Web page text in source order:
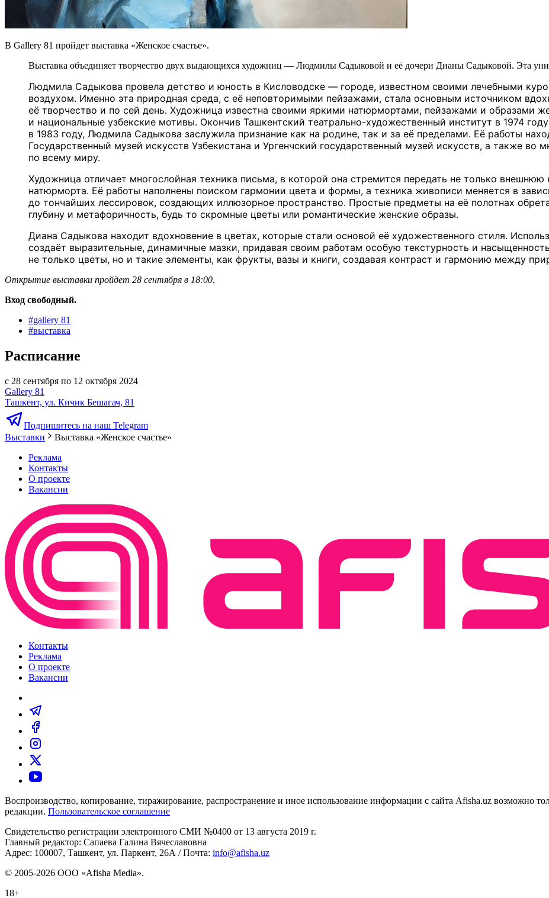
В Gallery 81 пройдет выставка «Женское счастье».
Выставка объединяет творчество двух выдающихся художниц — Людмилы Садыковой и её дочери Дианы Садыковой. Эта
Людмила Садыкова провела детство и юность в Кисловодске — городе, известном своими лечебными
воздухом. Именно эта природная среда, с её неповторимыми пейзажами, стала основным источником
её творчество и по сей день. Художница известна своими яркими натюрмортами, пейзажами и образами
и национальные узбекские мотивы. Окончив Ташкентский театрально-художественный институт в 1974
в 1983 году, Людмила Садыкова заслужила признание как на родине, так и за её пределами. Её работы
Государственный музей искусств Узбекистана и Ургенчский государственный музей искусств, а также во
по всему миру.
Художница отличает многослойная техника письма, в которой она стремится передать не только
натюрморта. Её работы наполнены поиском гармонии цвета и формы, а техника живописи меняется в
до тончайших лессировок, создающих иллюзорное пространство. Простые предметы на её полотнах
глубину и метафоричность, будь то скромные цветы или романтические женские образы.
Диана Садыкова находит вдохновение в цветах, которые стали основой её художественного стиля.
создаёт выразительные, динамичные мазки, придавая своим работам особую текстурность и
не только цветы, но и такие элементы, как фрукты, вазы и книги, создавая контраст и гармонию между
Открытие выставки пройдет 28 сентября в 18:00.
Вход свободный.
#gallery 81
#выставка
Расписание
с 28 сентября по 12 октября 2024
Gallery 81
Ташкент, ул. Кичик Бешагач, 81
Подпишитесь на наш Telegram
Выставки
Выставка «Женское счастье»
Реклама
Контакты
О проекте
Вакансии
Контакты
Реклама
О проекте
Вакансии
Воспроизводство, копирование, тиражирование, распространение и иное использование информации с сайта Afisha.uz возможно
редакции. Пользовательское соглашение
Свидетельство регистрации электронного СМИ №0400 от 13 августа 2019 г.
Главный редактор: Сапаева Галина Вячеславовна
Адрес: 100007, Ташкент, ул. Паркент, 26А / Почта: info@afisha.uz
© 2005-2026 ООО «Afisha Media».
18+